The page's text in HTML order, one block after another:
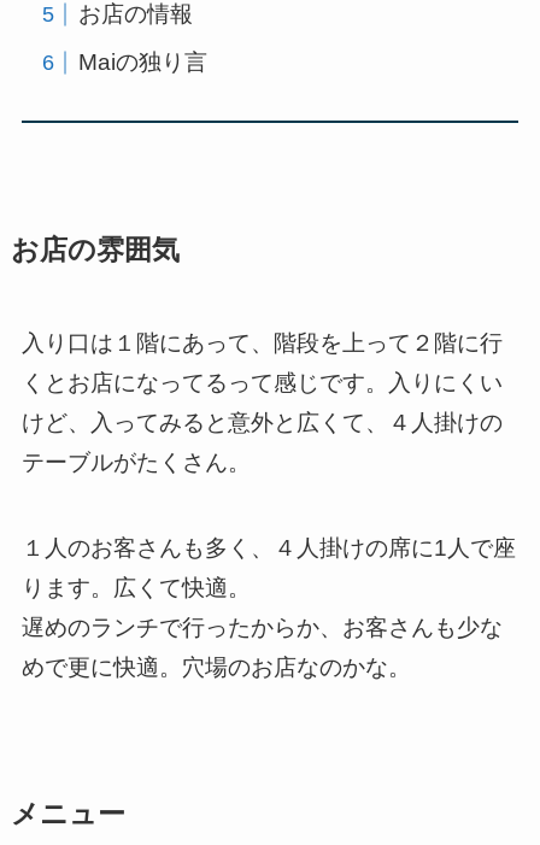
お店の情報
Maiの独り言
お店の雰囲気
入り口は１階にあって、階段を上って２階に行
くとお店になってるって感じです。入りにくい
けど、入ってみると意外と広くて、４人掛けの
テーブルがたくさん。
１人のお客さんも多く、４人掛けの席に1人で座
ります。広くて快適。
遅めのランチで行ったからか、お客さんも少な
めで更に快適。穴場のお店なのかな。
メニュー